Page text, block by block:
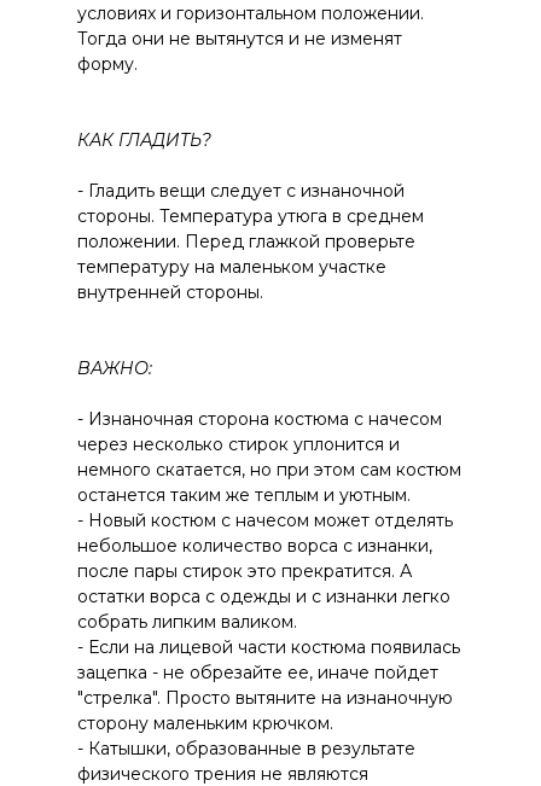
условиях и горизонтальном положении.
Тогда они не вытянутся и не изменят
форму.
КАК ГЛАДИТЬ?
- Гладить вещи следует с изнаночной
стороны. Температура утюга в среднем
положении. Перед глажкой проверьте
температуру на маленьком участке
внутренней стороны.
ВАЖНО:
- Изнаночная сторона костюма с начесом
через несколько стирок уплонится и
немного скатается, но при этом сам костюм
останется таким же теплым и уютным.
- Новый костюм с начесом может отделять
небольшое количество ворса с изнанки,
после пары стирок это прекратится. А
остатки ворса с одежды и с изнанки легко
собрать липким валиком.
- Если на лицевой части костюма появилась
зацепка - не обрезайте ее, иначе пойдет
"стрелка". Просто вытяните на изнаночную
сторону маленьким крючком.
- Катышки, образованные в результате
физического трения не являются